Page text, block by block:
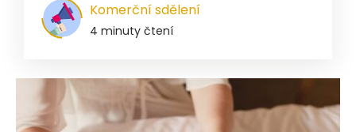
Komerční sdělení
4 minuty čtení